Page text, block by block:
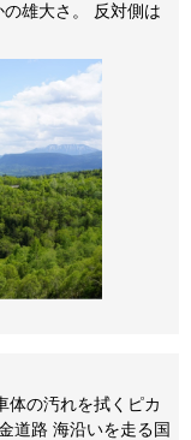
雄大さ。 反対側は
体の汚れを拭くピカ
道路 海沿いを走る国